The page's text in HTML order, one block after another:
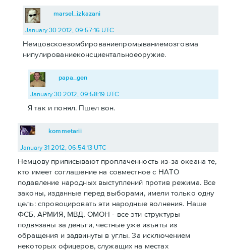
marsel_izkazani
January 30 2012, 09:57:16 UTC
Немцовскоезомбированиепромываниемозговма
нипулированиеконсциентальноеоружие.
papa_gen
January 30 2012, 09:58:19 UTC
Я так и понял. Пшел вон.
kommetarii
January 31 2012, 06:54:13 UTC
Немцову приписывают проплаченность из-за океана те,
кто имеет соглашение на совместное с НАТО
подавление народных выступлений против режима. Все
законы, изданные перед выборами, имели только одну
цель: спровоцировать эти народные волнения. Наше
ФСБ, АРМИЯ, МВД, ОМОН - все эти структуры
подвязаны за деньги, честные уже изъяты из
обращения и задвинуты в углы. За исключением
некоторых офицеров, служащих на местах